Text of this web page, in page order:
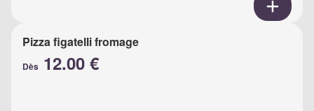
Pizza figatelli fromage
Dès 12.00 €